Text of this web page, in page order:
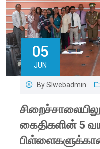
05
JUN
BySlwebadmin
கைதிகளின் 5